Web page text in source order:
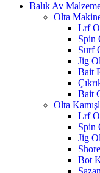
Balık Av
Olta
Lrf
Spin
Surf
Jig
Bait
Bait
Olta
Lrf
Spin
Jig
Bot